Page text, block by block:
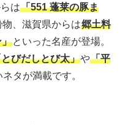
は「551 蓬莱の豚ま
物、滋賀県からは郷土料
」といった名産が登場。
びだしとび太」や「平
タが満載です。